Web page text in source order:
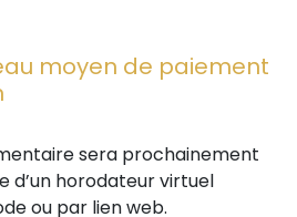
moyen de paiement
sera prochainement
d’un horodateur virtuel
ou par lien web.